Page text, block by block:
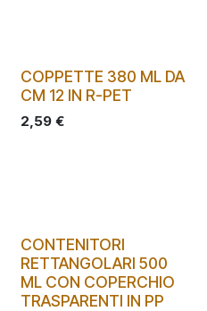
COPPETTE 380 ML DA
CM 12 IN R-PET
2,59 €
CONTENITORI
RETTANGOLARI 500
ML CON COPERCHIO
TRASPARENTI IN PP